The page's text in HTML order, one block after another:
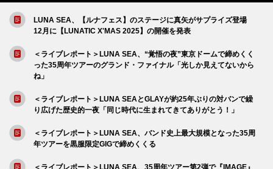
LUNA SEA、【ルナフェス】のステージに真矢がサプライズ登場
12月に【LUNATIC X'MAS 2025】の開催を発表
＜ライブレポート＞LUNA SEA、“覚悟の夜”東京ドームで締めくく
った35周年ツアーのグランド・ファイナル「光しか見えてないから
ね」
＜ライブレポート＞LUNA SEAとGLAYが約25年ぶりの対バンで繰
り広げた歴史的一夜「同じ時代に生まれてきてありがとう！」
＜ライブレポート＞LUNA SEA、バンド史上最大規模となった35周
年ツアーを黒服限定GIGで締めくくる
＜ライブレポート＞LUNA SEA、35周年ツアー第2弾で『IMAGE』